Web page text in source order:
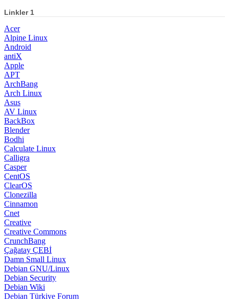
Linkler 1
Acer
Alpine Linux
Android
antiX
Apple
APT
ArchBang
Arch Linux
Asus
AV Linux
BackBox
Blender
Bodhi
Calculate Linux
Calligra
Casper
CentOS
ClearOS
Clonezilla
Cinnamon
Cnet
Creative
Creative Commons
CrunchBang
Çağatay ÇEBİ
Damn Small Linux
Debian GNU/Linux
Debian Security
Debian Wiki
Debian Türkiye Forum